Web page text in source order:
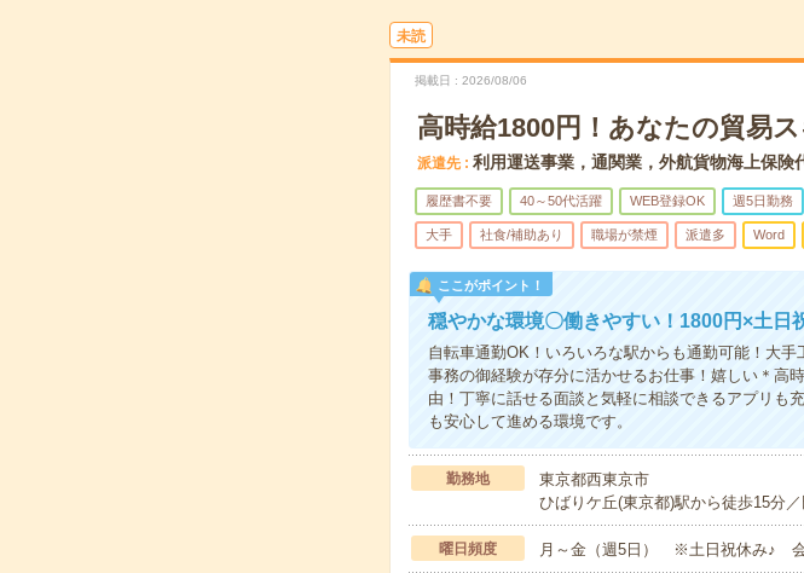
未読
掲載日 2026/08/06
高時給1800円！あなたの貿易
派遣先 利用運送事業，通関業，外航貨物海上保険
履歴書不要 40～50代活躍 WEB登録OK 週5日勤務
大手 社食/補助あり 職場が禁煙 派遣多 Word
ここがポイント！
穏やかな環境〇働きやすい！1800円×土日
自転車通勤OK！いろいろな駅からも通勤可能！大
事務の御経験が存分に活かせるお仕事！嬉しい＊高
由！丁寧に話せる面談と気軽に相談できるアプリも
も安心して進める環境です。
勤務地
東京都西東京市
ひばりケ丘(東京都)駅から徒歩15分
曜日頻度 月～金（週5日） ※土日祝休み♪ 会